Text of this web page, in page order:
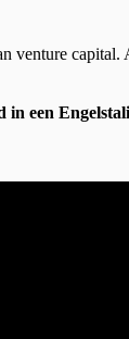
venture capital.
in een